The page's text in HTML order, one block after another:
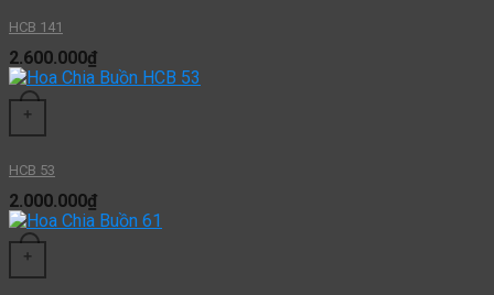
HCB 141
2.600.000₫
+
HCB 53
2.000.000₫
+